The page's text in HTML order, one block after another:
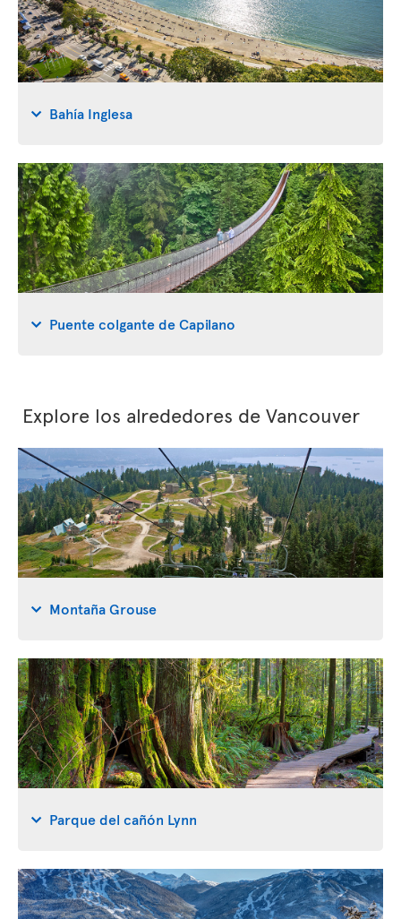
Bahía Inglesa
Puente colgante de Capilano
Explore los alrededores de Vancouver
Montaña Grouse
Parque del cañón Lynn